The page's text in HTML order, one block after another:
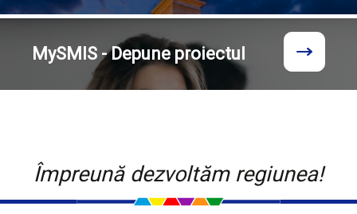
MySMIS - Depune proiectul
Împreună dezvoltăm regiunea!